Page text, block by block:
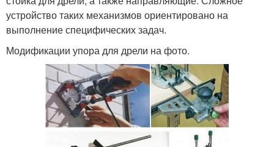
устройство таких механизмов ориентировано на
выполнение специфических задач.
Модификации упора для дрели на фото.